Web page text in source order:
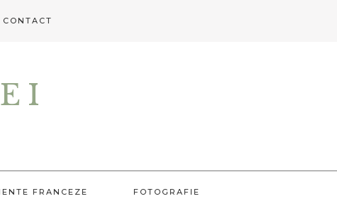
CONTACT
FRANCEZE FOTOGRAFIE